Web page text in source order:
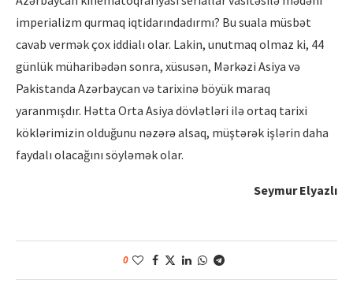
imperializm qurmaq iqtidarındadırmı? Bu suala müsbət
cavab vermək çox iddialı olar. Lakin, unutmaq olmaz ki, 44
günlük müharibədən sonra, xüsusən, Mərkəzi Asiya və
Pakistanda Azərbaycan və tarixinə böyük maraq
yaranmışdır. Hətta Orta Asiya dövlətləri ilə ortaq tarixi
köklərimizin olduğunu nəzərə alsaq, müştərək işlərin daha
faydalı olacağını söyləmək olar.
Seymur Elyazlı
0